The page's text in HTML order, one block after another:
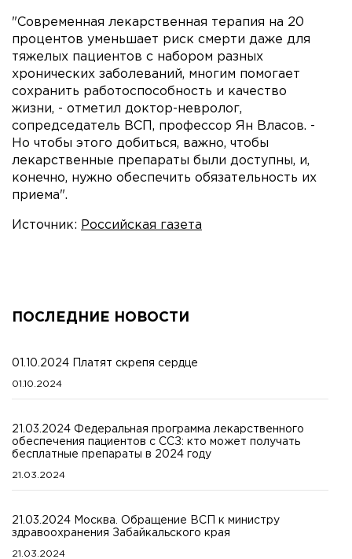
"Современная лекарственная терапия на 20
процентов уменьшает риск смерти даже для
тяжелых пациентов с набором разных
хронических заболеваний, многим помогает
сохранить работоспособность и качество
жизни, - отметил доктор-невролог,
сопредседатель ВСП, профессор Ян Власов. -
Но чтобы этого добиться, важно, чтобы
лекарственные препараты были доступны, и,
конечно, нужно обеспечить обязательность их
приема".
Источник: Российская газета
ПОСЛЕДНИЕ НОВОСТИ
01.10.2024 Платят скрепя сердце
01.10.2024
21.03.2024 Федеральная программа лекарственного
обеспечения пациентов с ССЗ: кто может получать
бесплатные препараты в 2024 году
21.03.2024
21.03.2024 Москва. Обращение ВСП к министру
здравоохранения Забайкальского края
21.03.2024